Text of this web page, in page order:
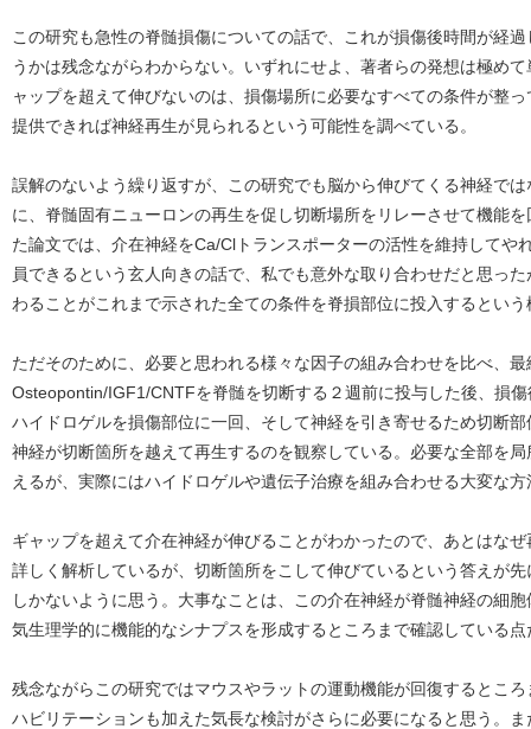
この研究も急性の脊髄損傷についての話で、これが損傷後時間が経
うかは残念ながらわからない。いずれにせよ、著者らの発想は極め
ャップを超えて伸びないのは、損傷場所に必要なすべての条件が整
提供できれば神経再生が見られるという可能性を調べている。
誤解のないよう繰り返すが、この研究でも脳から伸びてくる神経で
に、脊髄固有ニューロンの再生を促し切断場所をリレーさせて機能
た論文では、介在神経をCa/Clトランスポーターの活性を維持してや
員できるという玄人向きの話で、私でも意外な取り合わせだと思っ
わることがこれまで示された全ての条件を脊損部位に投入するとい
ただそのために、必要と思われる様々な因子の組み合わせを比べ、
Osteopontin/IGF1/CNTFを脊髄を切断する２週前に投与した後、損
ハイドロゲルを損傷部位に一回、そして神経を引き寄せるため切断
神経が切断箇所を越えて再生するのを観察している。必要な全部を
えるが、実際にはハイドロゲルや遺伝子治療を組み合わせる大変な方
ギャップを超えて介在神経が伸びることがわかったので、あとはな
詳しく解析しているが、切断箇所をこして伸びているという答えが
しかないように思う。大事なことは、この介在神経が脊髄神経の細
気生理学的に機能的なシナプスを形成するところまで確認している点
残念ながらこの研究ではマウスやラットの運動機能が回復するとこ
ハビリテーションも加えた気長な検討がさらに必要になると思う。